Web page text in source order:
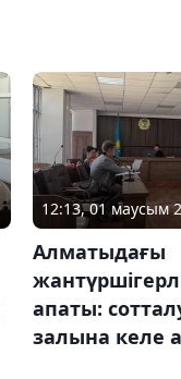
12:13, 01 маусым
Алматыдағы
апаты:
залына келе